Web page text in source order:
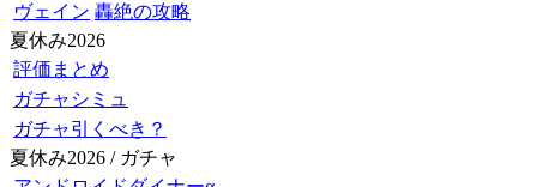
ヴェイン 轟絶の攻略
夏休み2026
評価まとめ
ガチャシミュ
ガチャ引くべき？
夏休み2026 / ガチャ